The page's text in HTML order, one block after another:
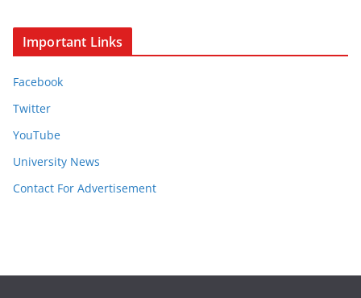
Important Links
Facebook
Twitter
YouTube
University News
Contact For Advertisement